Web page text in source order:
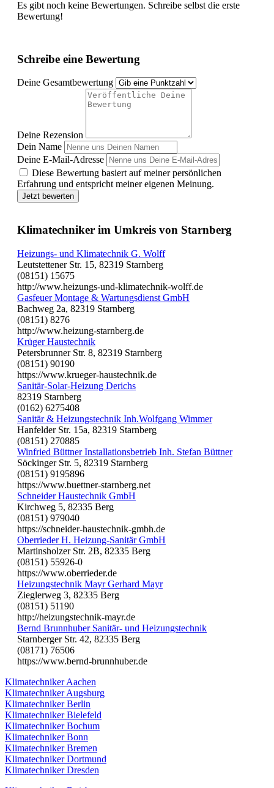
Es gibt noch keine Bewertungen. Schreibe selbst die erste
Bewertung!
Schreibe eine Bewertung
Deine Gesamtbewertung
Deine Rezension
Dein Name
Deine E-Mail-Adresse
Diese Bewertung basiert auf meiner persönlichen
Erfahrung und entspricht meiner eigenen Meinung.
Jetzt bewerten
Klimatechniker im Umkreis von Starnberg
Heizungs- und Klimatechnik G. Wolff
Leutstettener Str. 15, 82319 Starnberg
(08151) 15675
http://www.heizungs-und-klimatechnik-wolff.de
Gasfeuer Montage & Wartungsdienst GmbH
Bachweg 2a, 82319 Starnberg
(08151) 8276
http://www.heizung-starnberg.de
Krüger Haustechnik
Petersbrunner Str. 8, 82319 Starnberg
(08151) 90190
https://www.krueger-haustechnik.de
Sanitär-Solar-Heizung Derichs
82319 Starnberg
(0162) 6275408
Sanitär & Heizungstechnik Inh.Wolfgang Wimmer
Hanfelder Str. 15a, 82319 Starnberg
(08151) 270885
Winfried Büttner Installationsbetrieb Inh. Stefan Büttner
Söckinger Str. 5, 82319 Starnberg
(08151) 9195896
https://www.buettner-starnberg.net
Schneider Haustechnik GmbH
Kirchweg 5, 82335 Berg
(08151) 979040
https://schneider-haustechnik-gmbh.de
Oberrieder H. Heizung-Sanitär GmbH
Martinsholzer Str. 2B, 82335 Berg
(08151) 55926-0
https://www.oberrieder.de
Heizungstechnik Mayr Gerhard Mayr
Zieglerweg 3, 82335 Berg
(08151) 51190
http://heizungstechnik-mayr.de
Bernd Brunnhuber Sanitär- und Heizungstechnik
Starnberger Str. 42, 82335 Berg
(08171) 76506
https://www.bernd-brunnhuber.de
Klimatechniker Aachen
Klimatechniker Augsburg
Klimatechniker Berlin
Klimatechniker Bielefeld
Klimatechniker Bochum
Klimatechniker Bonn
Klimatechniker Bremen
Klimatechniker Dortmund
Klimatechniker Dresden